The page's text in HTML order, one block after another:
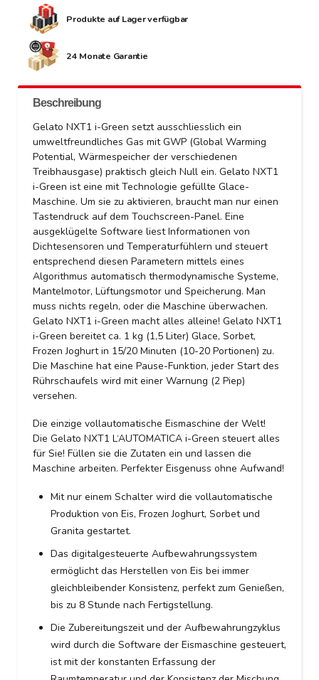
Produkte auf Lager verfügbar
24 Monate Garantie
Beschreibung
Gelato NXT1 i-Green setzt ausschliesslich ein
umweltfreundliches Gas mit GWP (Global Warming
Potential, Wärmespeicher der verschiedenen
Treibhausgase) praktisch gleich Null ein. Gelato NXT1
i-Green ist eine mit Technologie gefüllte Glace-
Maschine. Um sie zu aktivieren, braucht man nur einen
Tastendruck auf dem Touchscreen-Panel. Eine
ausgeklügelte Software liest Informationen von
Dichtesensoren und Temperaturfühlern und steuert
entsprechend diesen Parametern mittels eines
Algorithmus automatisch thermodynamische Systeme,
Mantelmotor, Lüftungsmotor und Speicherung. Man
muss nichts regeln, oder die Maschine überwachen.
Gelato NXT1 i-Green macht alles alleine! Gelato NXT1
i-Green bereitet ca. 1 kg (1,5 Liter) Glace, Sorbet,
Frozen Joghurt in 15/20 Minuten (10-20 Portionen) zu.
Die Maschine hat eine Pause-Funktion, jeder Start des
Rührschaufels wird mit einer Warnung (2 Piep)
versehen.
Die einzige vollautomatische Eismaschine der Welt!
Die Gelato NXT1 L‘AUTOMATICA i-Green steuert alles
für Sie! Füllen sie die Zutaten ein und lassen die
Maschine arbeiten. Perfekter Eisgenuss ohne Aufwand!
Mit nur einem Schalter wird die vollautomatische
Produktion von Eis, Frozen Joghurt, Sorbet und
Granita gestartet.
Das digitalgesteuerte Aufbewahrungssystem
ermöglicht das Herstellen von Eis bei immer
gleichbleibender Konsistenz, perfekt zum Genießen,
bis zu 8 Stunde nach Fertigstellung.
Die Zubereitungszeit und der Aufbewahrungzyklus
wird durch die Software der Eismaschine gesteuert,
ist mit der konstanten Erfassung der